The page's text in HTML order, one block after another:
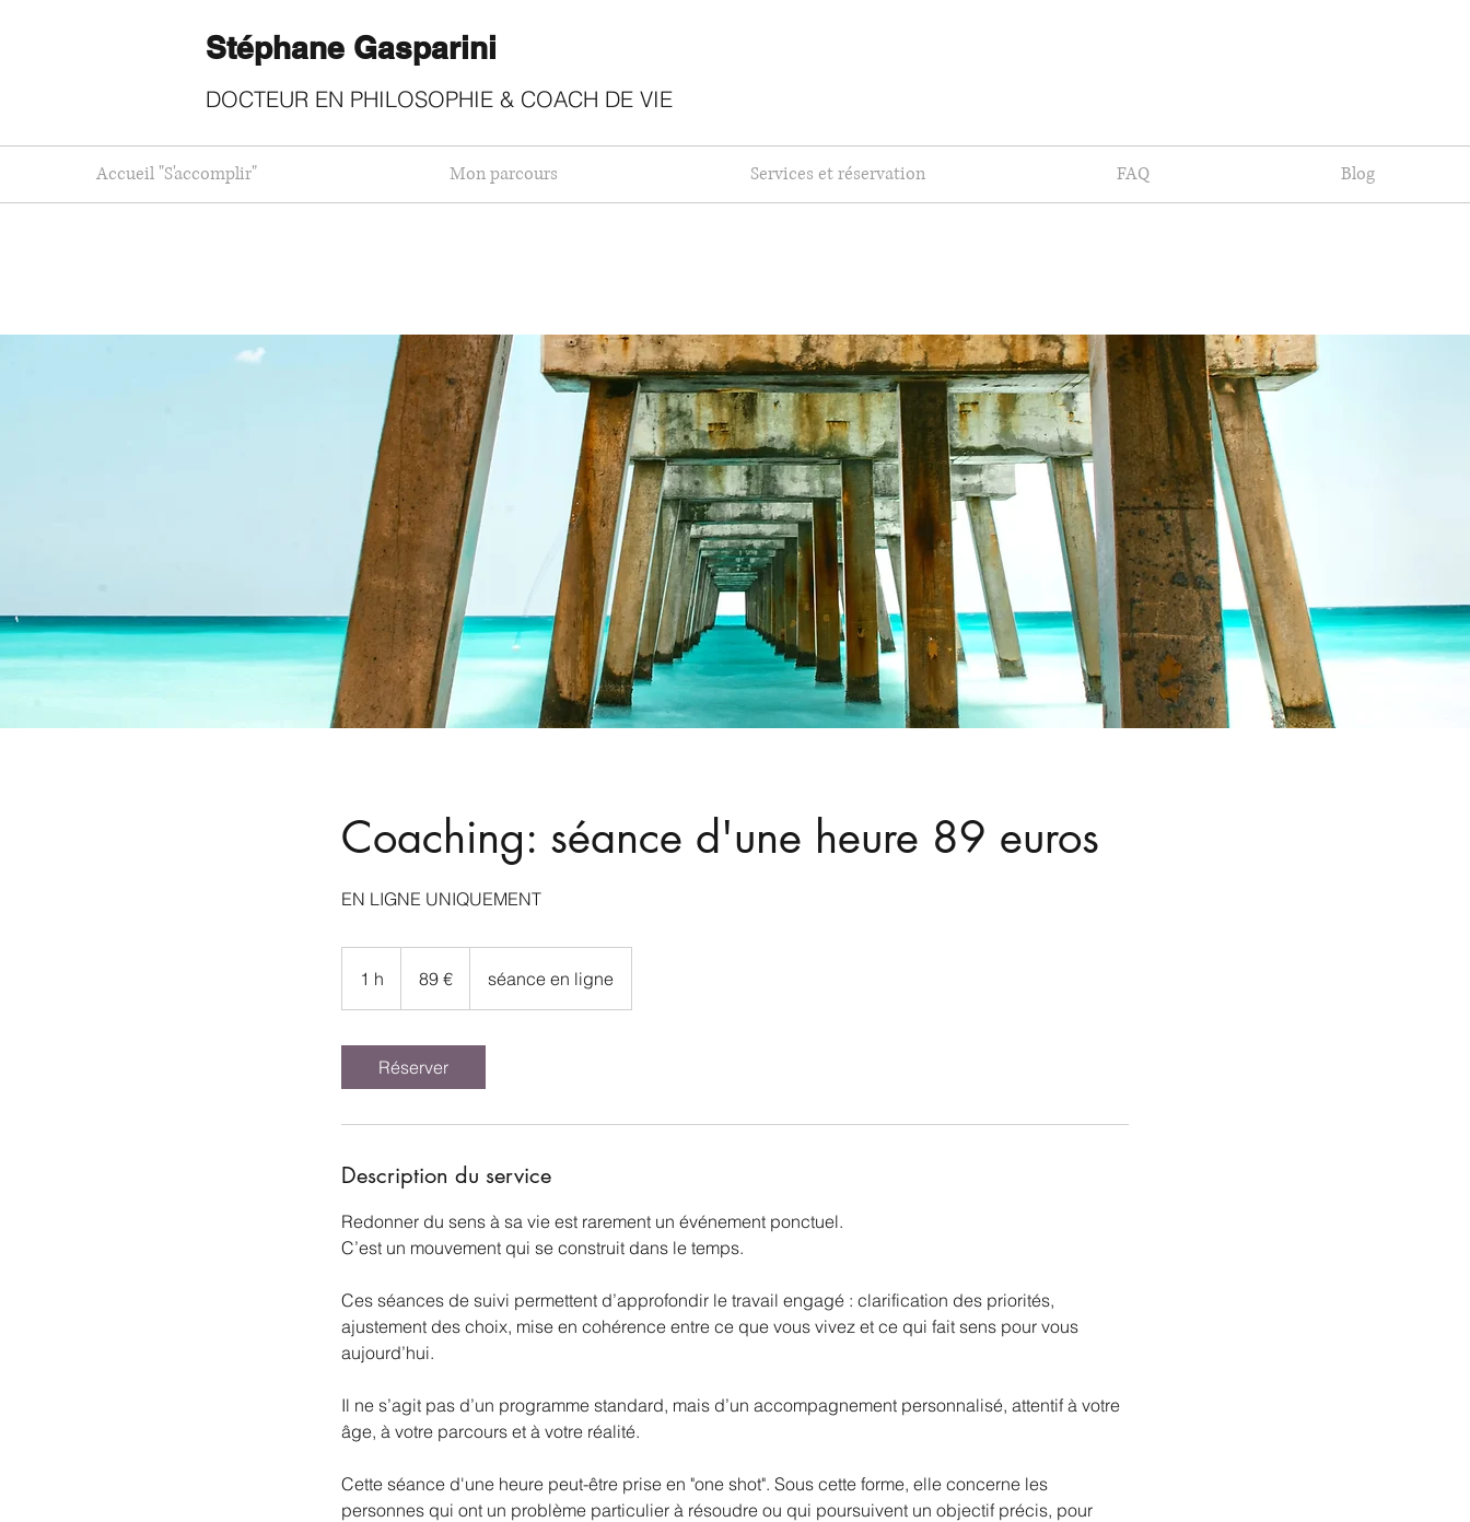
Stéphane Gasparini
DOCTEUR EN PHILOSOPHIE & COACH DE VIE
Accueil "S'accomplir" Mon parcours Services et réservation FAQ Blog
Coaching: séance d'une heure 89 euros
EN LIGNE UNIQUEMENT
1 h 89 € séance en ligne
Réserver
Description du service
Redonner du sens à sa vie est rarement un événement ponctuel.
C’est un mouvement qui se construit dans le temps.
Ces séances de suivi permettent d’approfondir le travail engagé : clarification des priorités,
ajustement des choix, mise en cohérence entre ce que vous vivez et ce qui fait sens pour vous
aujourd’hui.
Il ne s’agit pas d’un programme standard, mais d’un accompagnement personnalisé, attentif à votre
âge, à votre parcours et à votre réalité.
Cette séance d'une heure peut-être prise en "one shot". Sous cette forme, elle concerne les
personnes qui ont un problème particulier à résoudre ou qui poursuivent un objectif précis, pour